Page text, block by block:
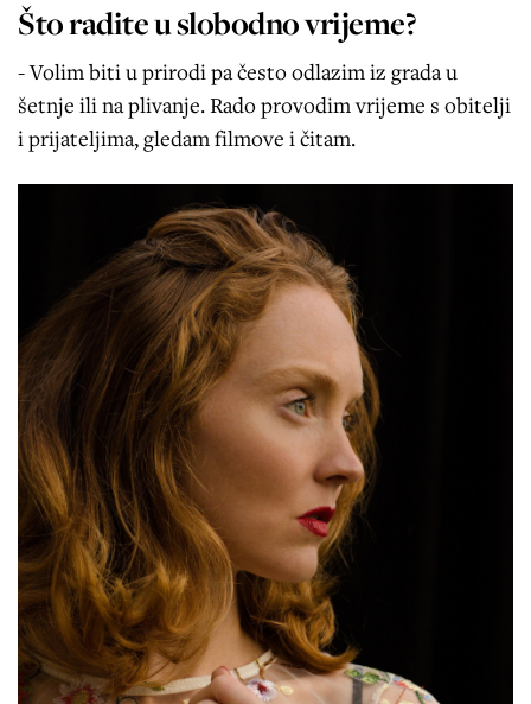
Što radite u slobodno vrijeme?
- Volim biti u prirodi pa često odlazim iz grada u
šetnje ili na plivanje. Rado provodim vrijeme s obitelji
i prijateljima, gledam filmove i čitam.